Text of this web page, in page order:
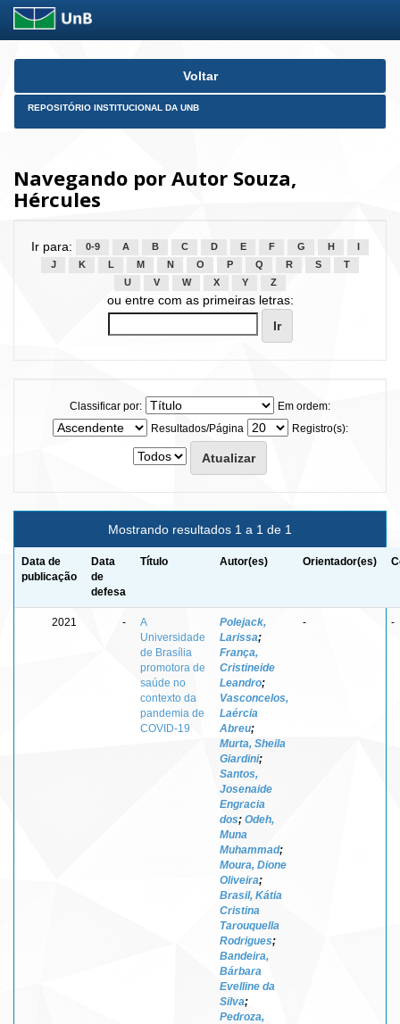
Skip
Voltar
REPOSITÓRIO INSTITUCIONAL DA UNB
Navegando por Autor Souza,
Hércules
Ir para: 0-9 A B C D E F G H
J
K L M N O P Q R S
T
U
V W X Y Z
ou entre com as primeiras letras:
Classificar por:
Em ordem:
Resultados/Página
Registro(s):
Mostrando resultados 1 a 1 de 1
Data de
publicação
Data
de
defesa
Título Autor(es) Orientador(es)
2021 -
A
Universidade
de Brasília
promotora de
saúde no
contexto da
pandemia de
COVID-19
Polejack,
Larissa;
França,
Cristineide
Leandro;
Vasconcelos,
Laércia
Abreu;
Murta, Sheila
Giardini;
Santos,
Josenaide
Engracia
dos; Odeh,
Muna
Muhammad;
Moura, Dione
Oliveira;
Brasil, Kátia
Cristina
Tarouquella
Rodrigues;
Bandeira,
Bárbara
Evelline da
Silva;
Pedroza,
- -